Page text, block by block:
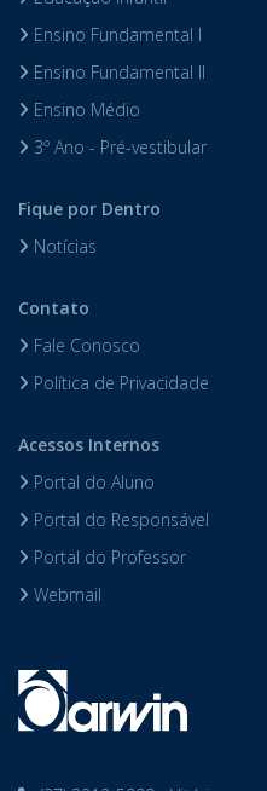
Ensino Fundamental I
Ensino Fundamental II
Ensino Médio
3º Ano - Pré-vestibular
Fique por Dentro
Notícias
Contato
Fale Conosco
Política de Privacidade
Acessos Internos
Portal do Aluno
Portal do Responsável
Portal do Professor
Webmail